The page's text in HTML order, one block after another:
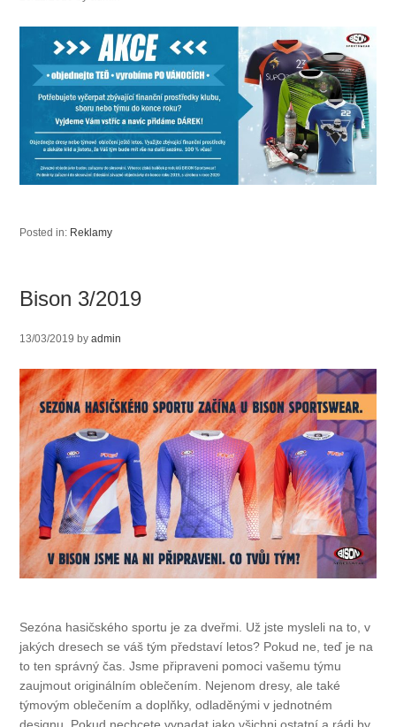
Posted in: Reklamy
Bison 3/2019
13/03/2019 byadmin
Sezóna hasičského sportu je za dveřmi. Už jste mysleli na to, v
jakých dresech se váš tým představí letos? Pokud ne, teď je na
to ten správný čas. Jsme připraveni pomoci vašemu týmu
zaujmout originálním oblečením. Nejenom dresy, ale také
týmovým oblečením a doplňky, odladěnými v jednotném
designu. Pokud nechcete vypadat jako všichni ostatní a rádi by